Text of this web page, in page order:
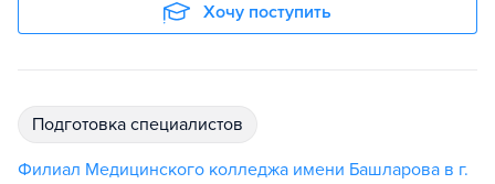
Хочу поступить
подготовка специалистов
Филиал Медицинского колледжа имени Башларова в г.